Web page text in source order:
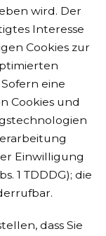
wird. Der
Interesse
Cookies zur
eine
Cookies und
Einwilligung
1 TDDDG); die
dass Sie